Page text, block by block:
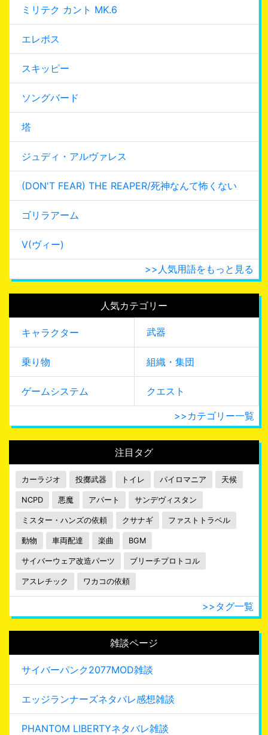
ミリテク カント MK.6
エレボス
スキッピー
ソングバード
塔
ジュディ・アルヴァレス
(DON'T FEAR) THE REAPER/死神なんて怖くない
ゴリラアーム
V(ヴィー)
>>人気用語をもっと見る
人気カテゴリー
キャラクター 武器
乗り物 組織・集団
ゲームシステム クエスト
>>カテゴリー一覧
注目タグ
カーラジオ 投擲武器 トイレ パイロマニア 天候
NCPD 悪魔 アパート サンデヴィスタン
ミスター・ハンズの依頼 クサナギ ファストトラベル
動物 車両配達 楽曲 BGM
サイバーウェア改造パーツ ブリーチプロトコル
アスレチック ワカコの依頼
>>タグ一覧
雑談ページ
サイバーパンク2077MOD雑談
エッジランナーズネタバレ感想雑談
PHANTOM LIBERTYネタバレ雑談